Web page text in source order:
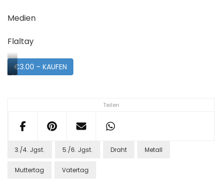
Teilen
Medien
Flaltay
€3.00 – KAUFEN
Vorschau
3./4. Jgst. 5./6. Jgst. Draht Metall
Muttertag Vatertag